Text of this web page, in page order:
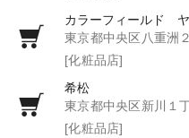
カラーフィールド
東京都中央区八重洲
[化粧品店]
希松
東京都中央区新川１
[化粧品店]